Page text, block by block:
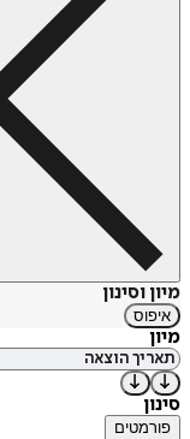
מיון וסינון
איפוס
מיון
סינון
פורמטים